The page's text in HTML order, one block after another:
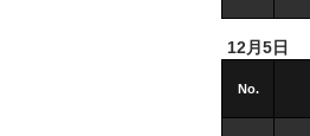
12月5日
No.